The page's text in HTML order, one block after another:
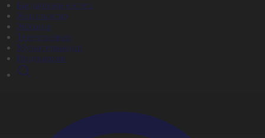
Бағдарлама кестесі
Жаңалықтар
Жобалар
Телехикаялар
Мультсериалдар
Видеоархив